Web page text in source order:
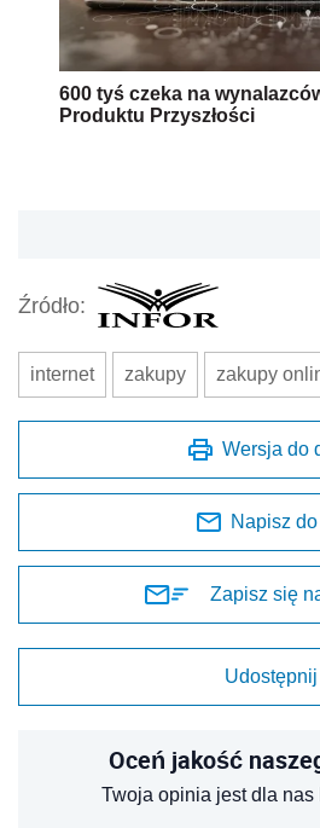
600 tyś czeka na
Produktu Przyszłości
Źródło:
internet zakupy zakupy
Wersja do
Napisz
Zapisz się
Udostępnij
Oceń jakość
Twoja opinia jest dla nas